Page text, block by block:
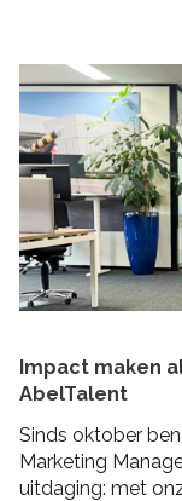
Impact maken
AbelTalent
Sinds oktober
Marketing
uitdaging: met